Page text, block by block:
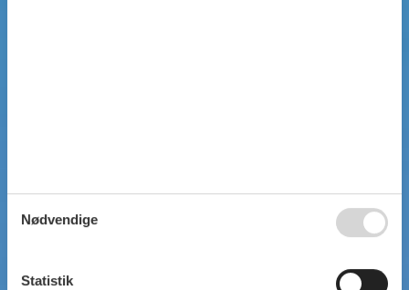
Nødvendige
Statistik